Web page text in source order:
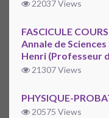
22037 Views
FASCICULE
Annale de
Henri (Professeur
21307 Views
PHYSIQUE-
20575 Views